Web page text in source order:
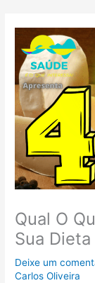
Qual O
Sua Dieta
Deixe um
Carlos Oliveira